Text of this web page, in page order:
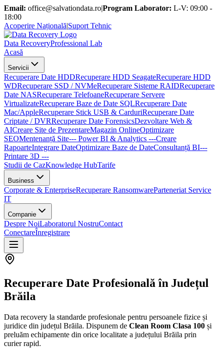
Email: office@salvationdata.ro|Program Laborator: L-V: 09:00 -
18:00
Acoperire Națională|Suport Tehnic
Data RecoveryProfessional Lab
Acasă
Servicii
Recuperare Date HDDRecuperare HDD SeagateRecuperare HDD
WDRecuperare SSD / NVMeRecuperare Sisteme RAIDRecuperare
Date NASRecuperare TelefoaneRecuperare Servere
VirtualizateRecuperare Baze de Date SQLRecuperare Date
Mac/AppleRecuperare Stick USB & CarduriRecuperare Date
Criptate / DVRRecuperare Date ForensicsDezvoltare Web &
AICreare Site de PrezentareMagazin OnlineOptimizare
SEOMentenanță Site--- Power BI & Analytics ---Creare
RapoarteIntegrare DateOptimizare Baze de DateConsultanță BI---
Printare 3D ---
Studii de CazKnowledge HubTarife
Business
Corporate & EnterpriseRecuperare RansomwareParteneriat Service
IT
Companie
Despre NoiLaboratorul NostruContact
ConectareÎnregistrare
Recuperare Date Profesională în Județul
Brăila
Data recovery la standarde profesionale pentru persoanele fizice și
juridice din județul Brăila. Dispunem de Clean Room Clasa 100 și
preluăm echipamente din orice localitate a județului Brăila prin
curier rapid.